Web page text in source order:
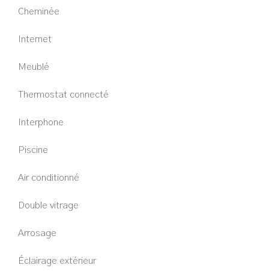
Cheminée
Internet
Meublé
Thermostat connecté
Interphone
Piscine
Air conditionné
Double vitrage
Arrosage
Éclairage extérieur